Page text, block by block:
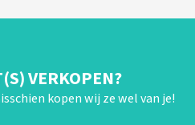
VERKOPEN?
kopen wij ze wel van je!